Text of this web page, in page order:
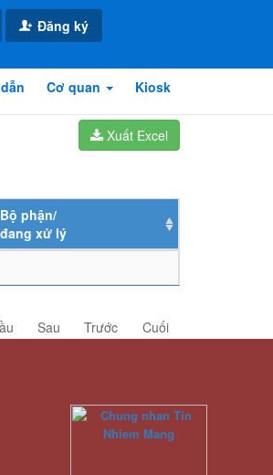
Đăng ký
Cơ quan Kiosk
Xuất Excel
Bộ phận/
đang xử lý
Sau Trước Cuối